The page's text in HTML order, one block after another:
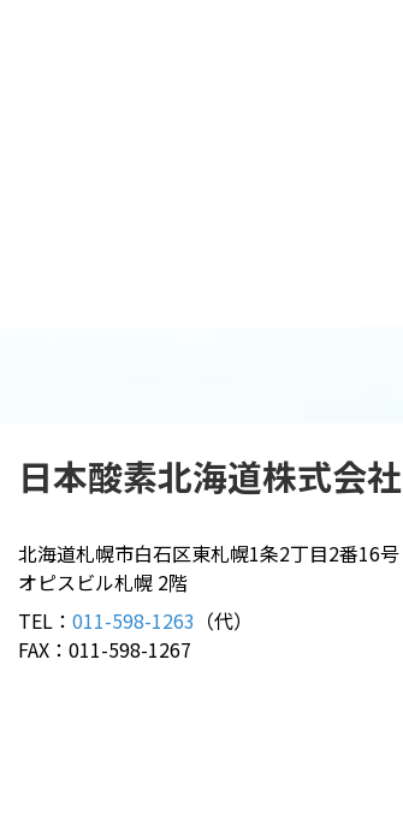
日本酸素北海道株式会社
北海道札幌市白石区東札幌1条2丁目2番16号
オピスビル札幌 2階
TEL： 011-598-1263 （代）
FAX：011-598-1267